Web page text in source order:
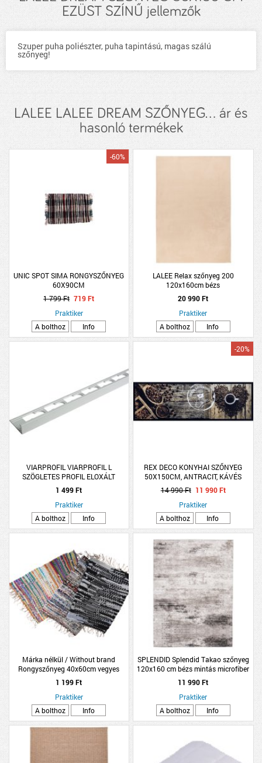
EZÜST SZÍNŰ jellemzők
Szuper puha poliészter, puha tapintású, magas szálú
szőnyeg!
LALEE LALEE DREAM SZŐNYEG... ár és
hasonló termékek
UNIC SPOT SIMA RONGYSZŐNYEG
60X90CM
-60%
1 799 Ft 719 Ft
Praktiker
A bolthoz
Info
LALEE Relax szőnyeg 200
120x160cm bézs
20 990 Ft
Praktiker
A bolthoz
Info
VIARPROFIL VIARPROFIL L
SZÖGLETES PROFIL ELOXÁLT
ALUMÍNIUM 8MMX2,5M EZÜST
1 499 Ft
Praktiker
A bolthoz
Info
REX DECO KONYHAI SZŐNYEG
50X150CM, ANTRACIT, KÁVÉS
-20%
14 990 Ft 11 990 Ft
Praktiker
A bolthoz
Info
Márka nélkül / Without brand
Rongyszőnyeg 40x60cm vegyes
színben pamut
1 199 Ft
Praktiker
A bolthoz
Info
SPLENDID Splendid Takao szőnyeg
120x160 cm bézs mintás microfiber
11 990 Ft
Praktiker
A bolthoz
Info